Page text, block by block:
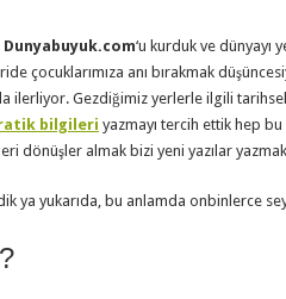
Dunyabuyuk.com‘u kurduk ve dünyayı
çocuklarımıza anı bırakmak
ilerliyor. Gezdiğimiz yerlerle ilgili
bilgileri yazmayı tercih ettik hep
dönüşler almak bizi yeni yazılar
ya yukarıda, bu anlamda onbinlerce